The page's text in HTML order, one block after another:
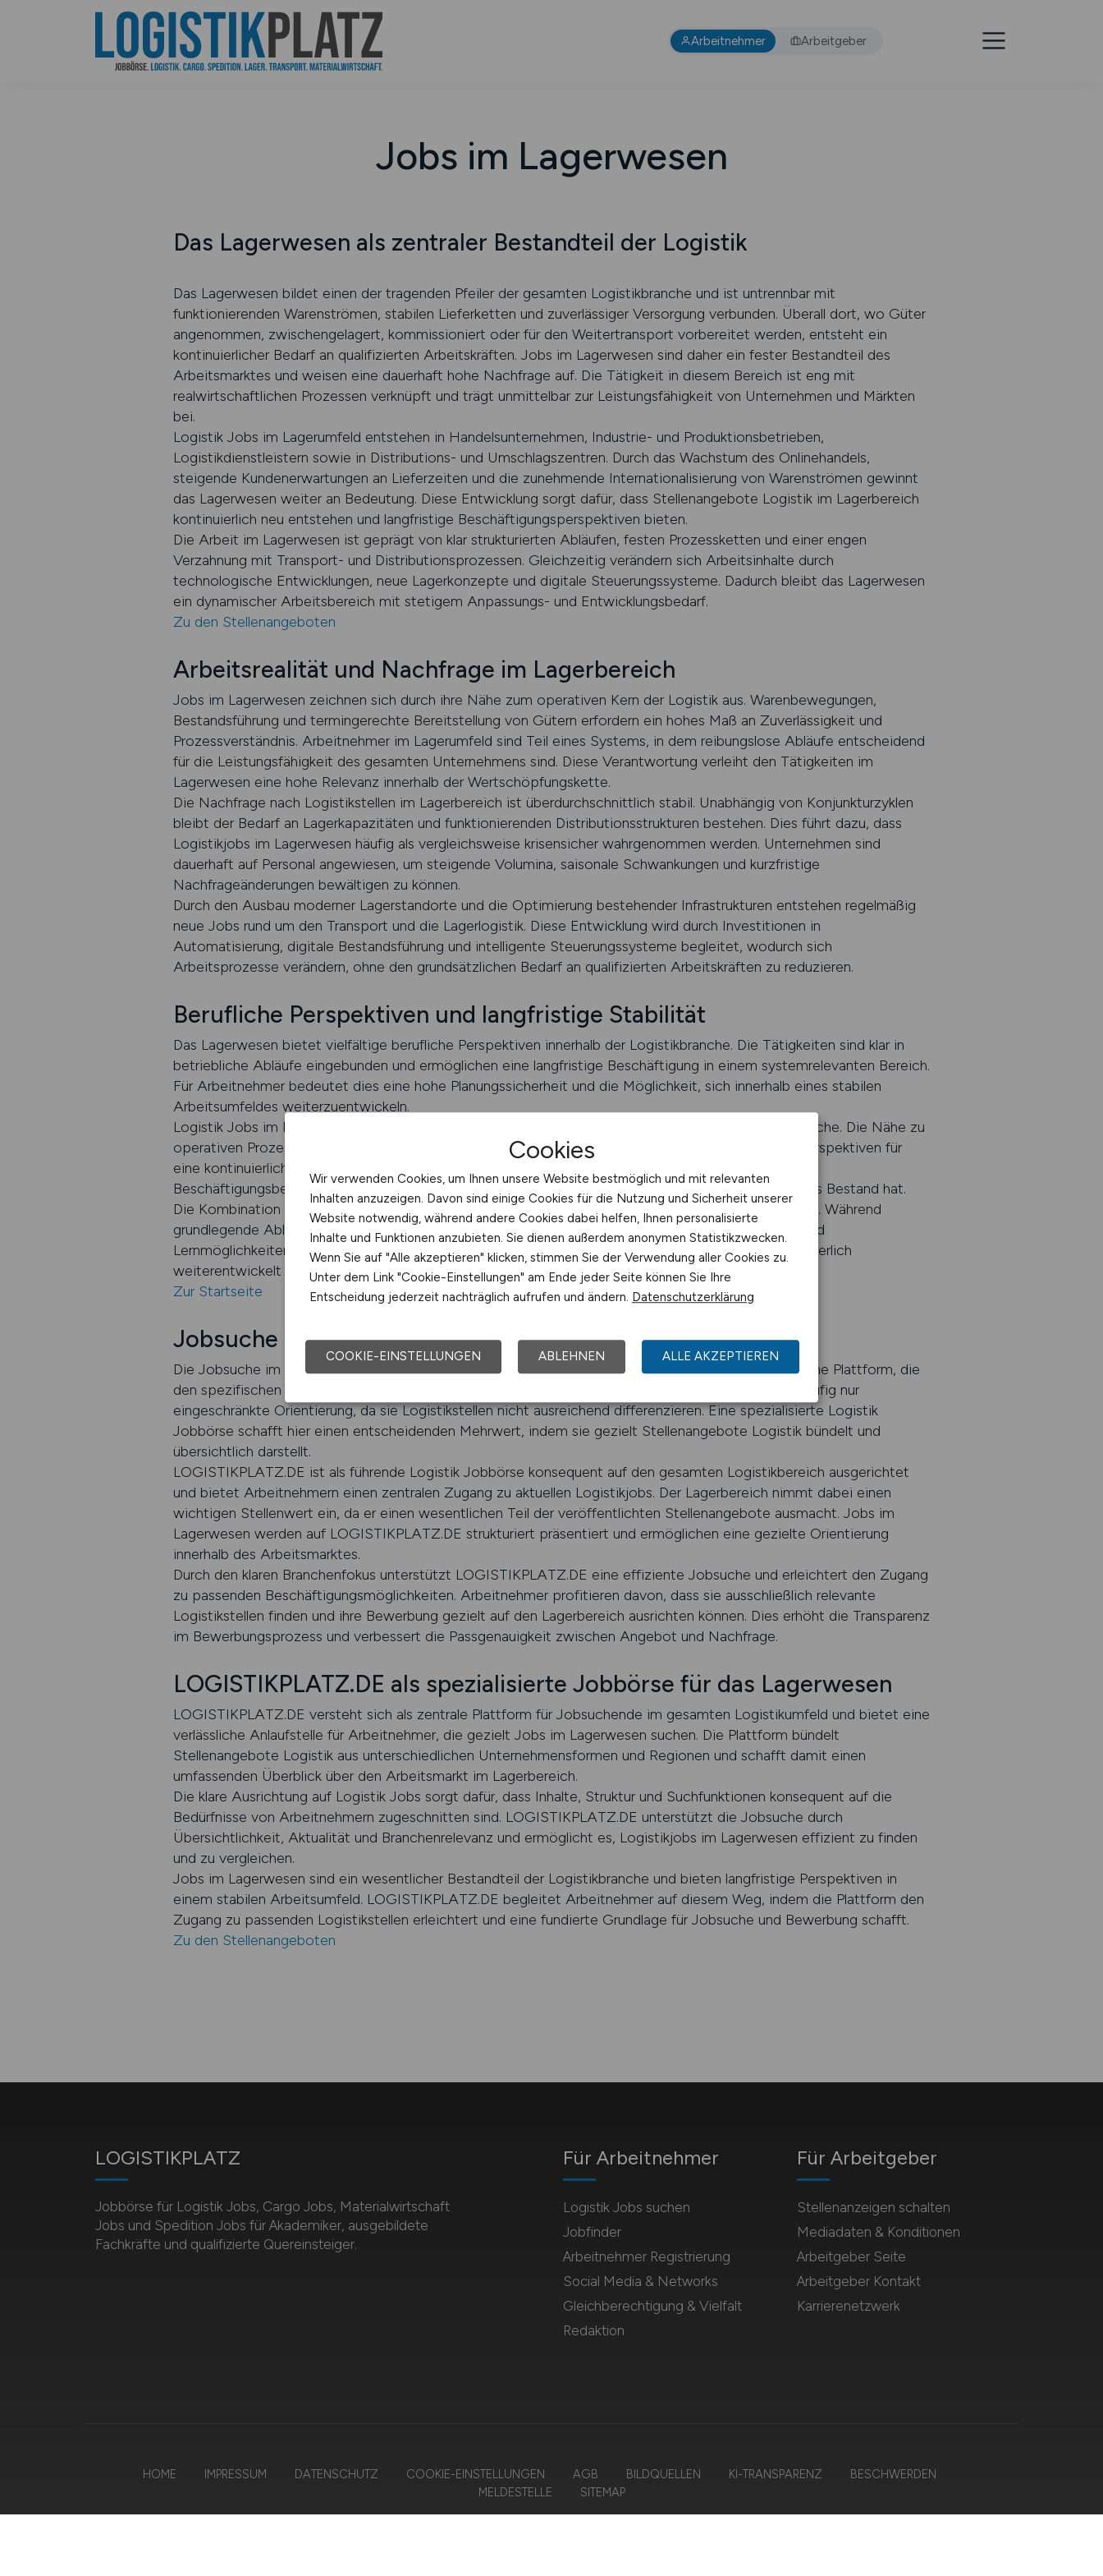
Arbeitnehmer Arbeitgeber
Jobs im Lagerwesen
Das Lagerwesen als zentraler Bestandteil der Logistik
Das Lagerwesen bildet einen der tragenden Pfeiler der gesamten Logistikbranche und ist untrennbar mit
funktionierenden Warenströmen, stabilen Lieferketten und zuverlässiger Versorgung verbunden. Überall dort, wo Güter
angenommen, zwischengelagert, kommissioniert oder für den Weitertransport vorbereitet werden, entsteht ein
kontinuierlicher Bedarf an qualifizierten Arbeitskräften. Jobs im Lagerwesen sind daher ein fester Bestandteil des
Arbeitsmarktes und weisen eine dauerhaft hohe Nachfrage auf. Die Tätigkeit in diesem Bereich ist eng mit
realwirtschaftlichen Prozessen verknüpft und trägt unmittelbar zur Leistungsfähigkeit von Unternehmen und Märkten
bei.
Logistik Jobs im Lagerumfeld entstehen in Handelsunternehmen, Industrie- und Produktionsbetrieben,
Logistikdienstleistern sowie in Distributions- und Umschlagszentren. Durch das Wachstum des Onlinehandels,
steigende Kundenerwartungen an Lieferzeiten und die zunehmende Internationalisierung von Warenströmen gewinnt
das Lagerwesen weiter an Bedeutung. Diese Entwicklung sorgt dafür, dass Stellenangebote Logistik im Lagerbereich
kontinuierlich neu entstehen und langfristige Beschäftigungsperspektiven bieten.
Die Arbeit im Lagerwesen ist geprägt von klar strukturierten Abläufen, festen Prozessketten und einer engen
Verzahnung mit Transport- und Distributionsprozessen. Gleichzeitig verändern sich Arbeitsinhalte durch
technologische Entwicklungen, neue Lagerkonzepte und digitale Steuerungssysteme. Dadurch bleibt das Lagerwesen
ein dynamischer Arbeitsbereich mit stetigem Anpassungs- und Entwicklungsbedarf.
Zu den Stellenangeboten
Arbeitsrealität und Nachfrage im Lagerbereich
Jobs im Lagerwesen zeichnen sich durch ihre Nähe zum operativen Kern der Logistik aus. Warenbewegungen,
Bestandsführung und termingerechte Bereitstellung von Gütern erfordern ein hohes Maß an Zuverlässigkeit und
Prozessverständnis. Arbeitnehmer im Lagerumfeld sind Teil eines Systems, in dem reibungslose Abläufe entscheidend
für die Leistungsfähigkeit des gesamten Unternehmens sind. Diese Verantwortung verleiht den Tätigkeiten im
Lagerwesen eine hohe Relevanz innerhalb der Wertschöpfungskette.
Die Nachfrage nach Logistikstellen im Lagerbereich ist überdurchschnittlich stabil. Unabhängig von Konjunkturzyklen
bleibt der Bedarf an Lagerkapazitäten und funktionierenden Distributionsstrukturen bestehen. Dies führt dazu, dass
Logistikjobs im Lagerwesen häufig als vergleichsweise krisensicher wahrgenommen werden. Unternehmen sind
dauerhaft auf Personal angewiesen, um steigende Volumina, saisonale Schwankungen und kurzfristige
Nachfrageänderungen bewältigen zu können.
Durch den Ausbau moderner Lagerstandorte und die Optimierung bestehender Infrastrukturen entstehen regelmäßig
neue Jobs rund um den Transport und die Lagerlogistik. Diese Entwicklung wird durch Investitionen in
Automatisierung, digitale Bestandsführung und intelligente Steuerungssysteme begleitet, wodurch sich
Arbeitsprozesse verändern, ohne den grundsätzlichen Bedarf an qualifizierten Arbeitskräften zu reduzieren.
Berufliche Perspektiven und langfristige Stabilität
Das Lagerwesen bietet vielfältige berufliche Perspektiven innerhalb der Logistikbranche. Die Tätigkeiten sind klar in
betriebliche Abläufe eingebunden und ermöglichen eine langfristige Beschäftigung in einem systemrelevanten Bereich.
Für Arbeitnehmer bedeutet dies eine hohe Planungssicherheit und die Möglichkeit, sich innerhalb eines stabilen
Arbeitsumfeldes weiterzuentwickeln.
Logistik Jobs im Lagerbereich sind häufig der Einstieg in eine langfristige Tätigkeit innerhalb der Branche. Die Nähe zu
operativen Prozessen fördert ein tiefes Verständnis für logistische Zusammenhänge und eröffnet Perspektiven für
eine kontinuierliche berufliche Entwicklung. Gleichzeitig bleibt das Lagerwesen ein eigenständiger
Beschäftigungsbereich mit dauerhaftem Personalbedarf, der unabhängig von kurzfristigen Markttrends Bestand hat.
Die Kombination aus Beständigkeit und Veränderung macht Jobs im Lagerwesen besonders attraktiv. Während
grundlegende Abläufe stabil bleiben, sorgen technologische Innovationen für neue Anforderungen und
Lernmöglichkeiten. Arbeitnehmer profitieren davon, Teil eines Arbeitsfeldes zu sein, das sich kontinuierlich
weiterentwickelt und gleichzeitig auf bewährten Strukturen aufbaut.
Zur Startseite
Jobsuche im Lagerwesen gezielt gestalten
Die Jobsuche im Lagerwesen erfordert eine klare Fokussierung auf relevante Stellenangebote und eine Plattform, die
den spezifischen Anforderungen der Logistikbranche gerecht wird. Allgemeine Jobportale bieten häufig nur
eingeschränkte Orientierung, da sie Logistikstellen nicht ausreichend differenzieren. Eine spezialisierte Logistik
Jobbörse schafft hier einen entscheidenden Mehrwert, indem sie gezielt Stellenangebote Logistik bündelt und
übersichtlich darstellt.
LOGISTIKPLATZ.DE ist als führende Logistik Jobbörse konsequent auf den gesamten Logistikbereich ausgerichtet
und bietet Arbeitnehmern einen zentralen Zugang zu aktuellen Logistikjobs. Der Lagerbereich nimmt dabei einen
wichtigen Stellenwert ein, da er einen wesentlichen Teil der veröffentlichten Stellenangebote ausmacht. Jobs im
Lagerwesen werden auf LOGISTIKPLATZ.DE strukturiert präsentiert und ermöglichen eine gezielte Orientierung
innerhalb des Arbeitsmarktes.
Durch den klaren Branchenfokus unterstützt LOGISTIKPLATZ.DE eine effiziente Jobsuche und erleichtert den Zugang
zu passenden Beschäftigungsmöglichkeiten. Arbeitnehmer profitieren davon, dass sie ausschließlich relevante
Logistikstellen finden und ihre Bewerbung gezielt auf den Lagerbereich ausrichten können. Dies erhöht die Transparenz
im Bewerbungsprozess und verbessert die Passgenauigkeit zwischen Angebot und Nachfrage.
LOGISTIKPLATZ.DE als spezialisierte Jobbörse für das Lagerwesen
LOGISTIKPLATZ.DE versteht sich als zentrale Plattform für Jobsuchende im gesamten Logistikumfeld und bietet eine
verlässliche Anlaufstelle für Arbeitnehmer, die gezielt Jobs im Lagerwesen suchen. Die Plattform bündelt
Stellenangebote Logistik aus unterschiedlichen Unternehmensformen und Regionen und schafft damit einen
umfassenden Überblick über den Arbeitsmarkt im Lagerbereich.
Die klare Ausrichtung auf Logistik Jobs sorgt dafür, dass Inhalte, Struktur und Suchfunktionen konsequent auf die
Bedürfnisse von Arbeitnehmern zugeschnitten sind. LOGISTIKPLATZ.DE unterstützt die Jobsuche durch
Übersichtlichkeit, Aktualität und Branchenrelevanz und ermöglicht es, Logistikjobs im Lagerwesen effizient zu finden
und zu vergleichen.
Jobs im Lagerwesen sind ein wesentlicher Bestandteil der Logistikbranche und bieten langfristige Perspektiven in
einem stabilen Arbeitsumfeld. LOGISTIKPLATZ.DE begleitet Arbeitnehmer auf diesem Weg, indem die Plattform den
Zugang zu passenden Logistikstellen erleichtert und eine fundierte Grundlage für Jobsuche und Bewerbung schafft.
Zu den Stellenangeboten
LOGISTIKPLATZ
Jobbörse für Logistik Jobs, Cargo Jobs, Materialwirtschaft
Jobs und Spedition Jobs für Akademiker, ausgebildete
Fachkräfte und qualifizierte Quereinsteiger.
Für Arbeitnehmer
Logistik Jobs suchen
Jobfinder
Arbeitnehmer Registrierung
Social Media & Networks
Gleichberechtigung & Vielfalt
Redaktion
Für Arbeitgeber
Stellenanzeigen schalten
Mediadaten & Konditionen
Arbeitgeber Seite
Arbeitgeber Kontakt
Karrierenetzwerk
HOME IMPRESSUM DATENSCHUTZ COOKIE-EINSTELLUNGEN AGB BILDQUELLEN KI-TRANSPARENZ
BESCHWERDEN
MELDESTELLE
SITEMAP
Cookies
Wir verwenden Cookies, um Ihnen unsere Website bestmöglich und mit relevanten
Inhalten anzuzeigen. Davon sind einige Cookies für die Nutzung und Sicherheit unserer
Website notwendig, während andere Cookies dabei helfen, Ihnen personalisierte
Inhalte und Funktionen anzubieten. Sie dienen außerdem anonymen Statistikzwecken.
Wenn Sie auf "Alle akzeptieren" klicken, stimmen Sie der Verwendung aller Cookies zu.
Unter dem Link "Cookie-Einstellungen" am Ende jeder Seite können Sie Ihre
Entscheidung jederzeit nachträglich aufrufen und ändern. Datenschutzerklärung
COOKIE-EINSTELLUNGEN ABLEHNEN ALLE AKZEPTIEREN